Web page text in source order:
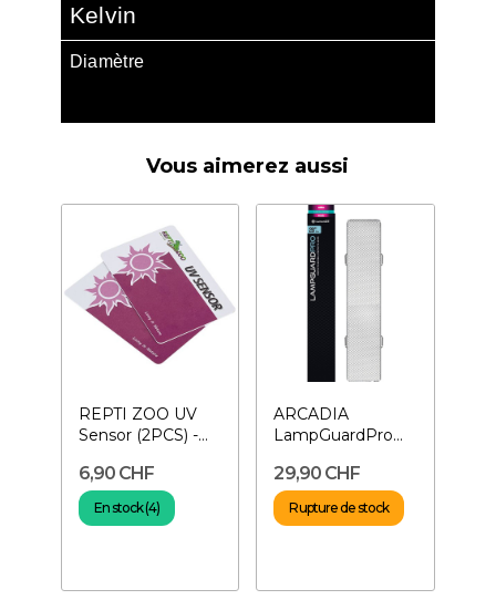
Kelvin
Diamètre
Vous aimerez aussi
REPTI ZOO UV
Sensor (2PCS) -
UV
6,90 CHF
En stock (4)
ARCADIA
LampGuardPro
de protection
pour néon
29,90 CHF
Rupture de stock